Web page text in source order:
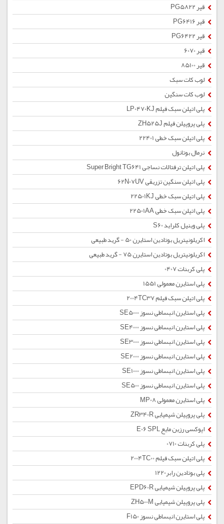
قیر PG5822
قیر PG6416
قیر PG6422
قیر 6070
قیر 85100
لوب کات سبک
لوب کات سنگین
پلی اتیلن سبک فیلم LP0470KJ
پلی پروپیلن فیلم ZH525J
پلی اتیلن سبک خطی 22401
نرمال بوتانول
پلی اتیلن ترفتالات نساجی Super Bright TG641
پلی اتیلن سنگین تزریقی 62N07UV
پلی اتیلن سبک خطی 22501KJ
پلی اتیلن سبک خطی 22501AA
پلی وینیل کلراید S60
اکریلونیتریل بوتادین استایرن 50 - گرید طبیعی
اکریلونیتریل بوتادین استایرن 75 - گرید طبیعی
پلی کربنات 0407
پلی استایرن معمولی 1551
پلی اتیلن سبک فیلم 2004TC37
پلی استایرن انبساطی نسوز SE5000
پلی استایرن انبساطی نسوز SE4000
پلی استایرن انبساطی نسوز SE3000
پلی استایرن انبساطی نسوز SE2000
پلی استایرن انبساطی نسوز SE1000
پلی استایرن انبساطی نسوز SE500
پلی استایرن معمولی MP08
پلی پروپیلن شیمیایی ZR340R
اپوکسی رزین مایع E06 SPL
پلی کربنات 0710
پلی اتیلن سبک فیلم 2004TC00
پلی بوتادین رابر1220
پلی پروپیلن شیمیایی EPD60R
پلی پروپیلن شیمیایی ZH500M
پلی استایرن انبساطی نسوز F150